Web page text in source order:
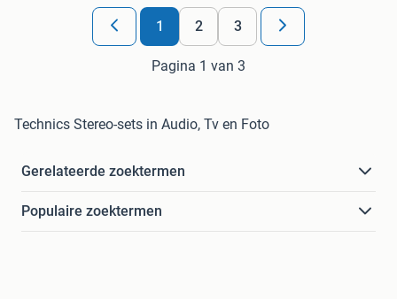
1 2 3
Pagina 1 van 3
Technics Stereo-sets in Audio, Tv en Foto
Gerelateerde zoektermen
Populaire zoektermen